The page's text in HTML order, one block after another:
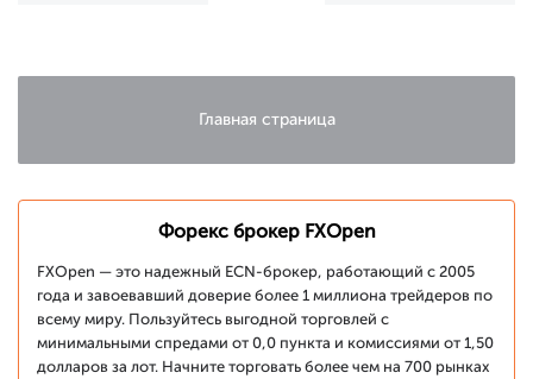
за 11 лет
Главная страница
Форекс брокер FXOpen
FXOpen — это надежный ECN-брокер, работающий с 2005
года и завоевавший доверие более 1 миллиона трейдеров по
всему миру. Пользуйтесь выгодной торговлей с
минимальными спредами от 0,0 пункта и комиссиями от 1,50
долларов за лот. Начните торговать более чем на 700 рынках